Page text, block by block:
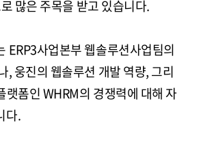
많은 주목을 받고 있습니다.
ERP3사업본부 웹솔루션사업팀의
, 웅진의 웹솔루션 개발 역량, 그리
랫폼인 WHRM의 경쟁력에 대해 자
다.